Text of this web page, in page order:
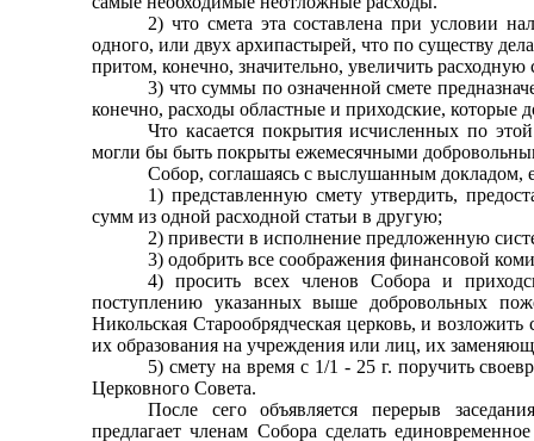
2) что смета эта составлена при условии
одного, или двух архипастырей, что по существу
притом, конечно, значительно, увеличить расходную
3) что суммы по означенной смете
конечно, расходы областные и приходские,
Что касается покрытия исчисленных по
могли бы быть покрыты ежемесячными
Собор, соглашаясь с выслушанным докладом,
1) представленную смету утвердить,
сумм из одной расходной статьи в другую;
2) привести в исполнение предложенную
3) одобрить все соображения финансовой
4) просить всех членов Собора и
поступлению указанных выше добровольных
Никольская Старообрядческая церковь, и
их образования на учреждения или лиц, их
5) смету на время с 1/1 - 25 г. поручить
Церковного Совета.
После сего объявляется перерыв
предлагает членам Собора сделать